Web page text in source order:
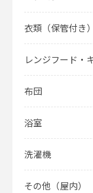
衣類（保管付き）
レンジフード・
布団
浴室
洗濯機
その他（屋内）